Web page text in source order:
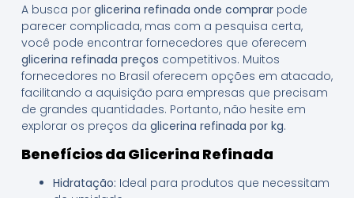
A busca por glicerina refinada onde comprarpode
parecer complicada, mas com a pesquisa certa,
você pode encontrar fornecedores que oferecem
glicerina refinada preços competitivos. Muitos
fornecedores no Brasil oferecem opções em atacado,
facilitando a aquisição para empresas que precisam
de grandes quantidades. Portanto, não hesite em
explorar os preços da glicerina refinada por kg.
Benefícios da Glicerina Refinada
Hidratação: Ideal para produtos que necessitam